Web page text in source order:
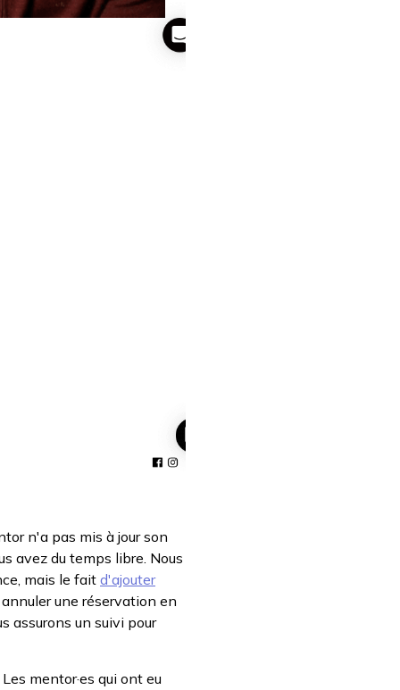
n'a pas mis à jour son
avez du temps libre. Nous
mais le fait d'ajouter
une réservation en
assurons un suivi pour
Les mentor·es qui ont eu